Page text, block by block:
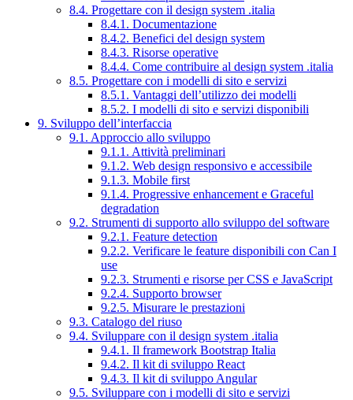
8.4. Progettare con il design system .italia
8.4.1. Documentazione
8.4.2. Benefici del design system
8.4.3. Risorse operative
8.4.4. Come contribuire al design system .italia
8.5. Progettare con i modelli di sito e servizi
8.5.1. Vantaggi dell’utilizzo dei modelli
8.5.2. I modelli di sito e servizi disponibili
9. Sviluppo dell’interfaccia
9.1. Approccio allo sviluppo
9.1.1. Attività preliminari
9.1.2. Web design responsivo e accessibile
9.1.3. Mobile first
9.1.4. Progressive enhancement e Graceful
degradation
9.2. Strumenti di supporto allo sviluppo del software
9.2.1. Feature detection
9.2.2. Verificare le feature disponibili con Can I
use
9.2.3. Strumenti e risorse per CSS e JavaScript
9.2.4. Supporto browser
9.2.5. Misurare le prestazioni
9.3. Catalogo del riuso
9.4. Sviluppare con il design system .italia
9.4.1. Il framework Bootstrap Italia
9.4.2. Il kit di sviluppo React
9.4.3. Il kit di sviluppo Angular
9.5. Sviluppare con i modelli di sito e servizi